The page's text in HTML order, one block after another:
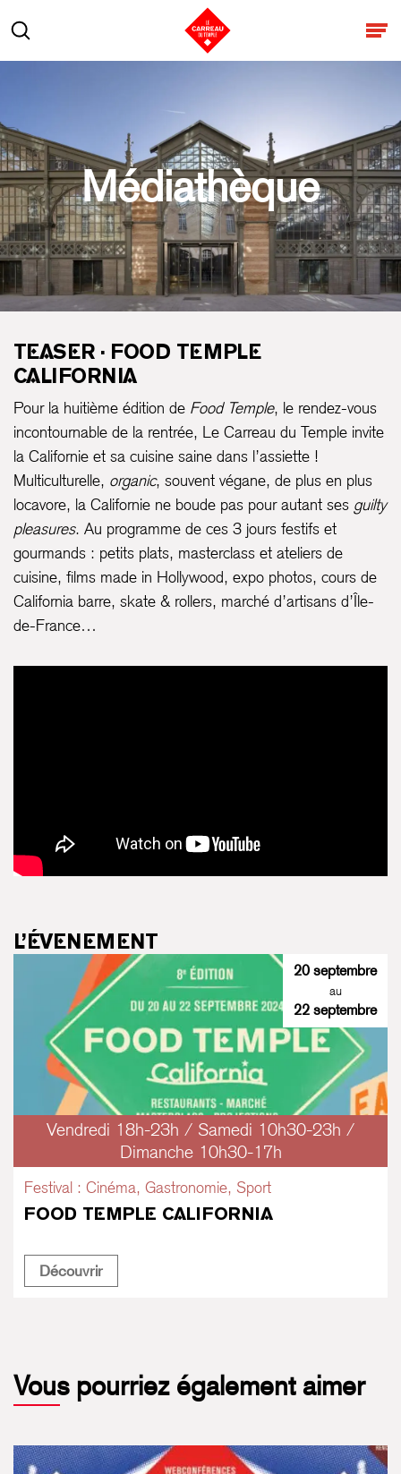
Rechercher
Médiathèque
TEASER · FOOD TEMPLE
CALIFORNIA
Pour la huitième édition de Food Temple, le rendez-vous
incontournable de la rentrée, Le Carreau du Temple invite
la Californie et sa cuisine saine dans l’assiette !
Multiculturelle, organic, souvent végane, de plus en plus
locavore, la Californie ne boude pas pour autant ses guilty
pleasures. Au programme de ces 3 jours festifs et
gourmands : petits plats, masterclass et ateliers de
cuisine, films made in Hollywood, expo photos, cours de
California barre, skate & rollers, marché d’artisans d’Île-
de-France…
L’ÉVENEMENT
20 septembre
au
22 septembre
Vendredi 18h-23h / Samedi 10h30-23h /
Dimanche 10h30-17h
Festival : Cinéma, Gastronomie, Sport
FOOD TEMPLE CALIFORNIA
DécouvrirFood Temple California
Vous pourriez également aimer